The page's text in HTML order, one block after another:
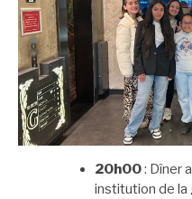
20h00: Dîner
institution de la